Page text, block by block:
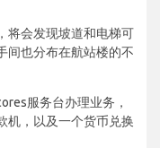
将会发现坡道和电梯可
间也分布在航站楼的不
服务台办理业务，
机，以及一个货币兑换